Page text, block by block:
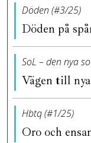
Döden (#3/25)
Döden på
SoL – den nya
Vägen till
Hbtq (#1/25)
Oro och